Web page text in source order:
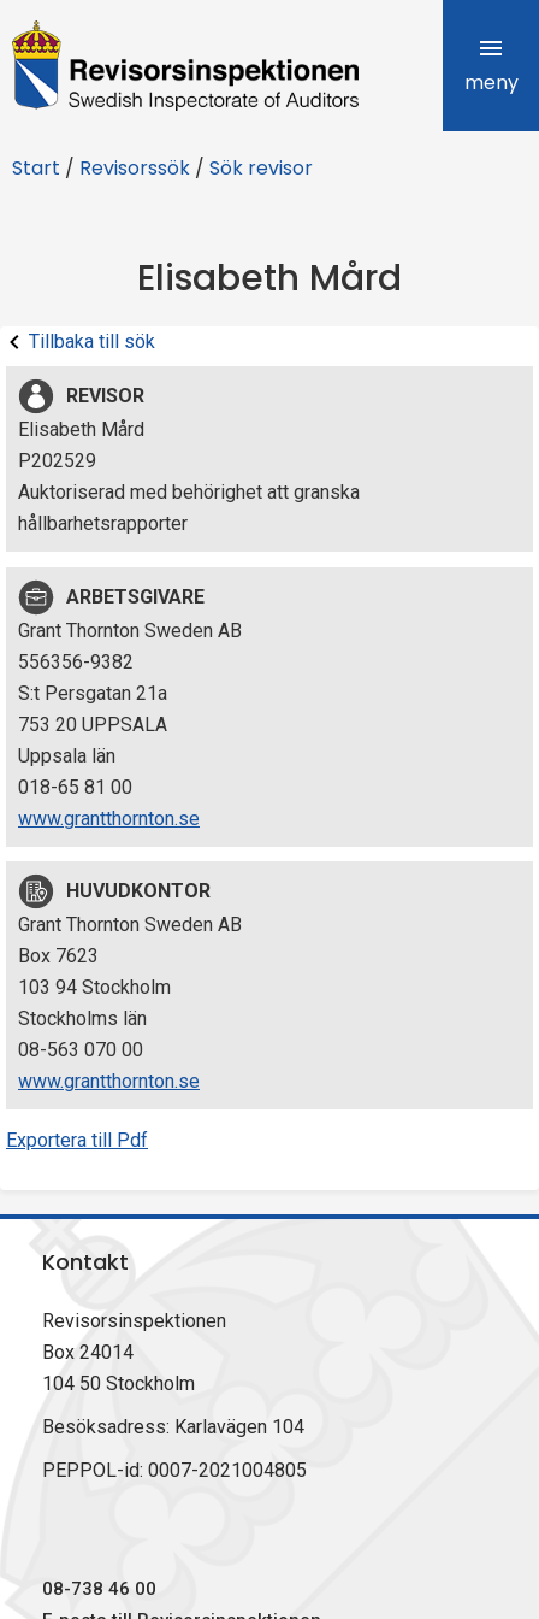
R
e
i
r
s
i
n
s
p
e
k
t
i
o
n
e
n
meny
Start / Revisorssök / Sök revisor
Elisabeth Mård
Tillbaka till sök
REVISOR
Elisabeth Mård
P202529
Auktoriserad med behörighet att granska
hållbarhetsrapporter
ARBETSGIVARE
Grant Thornton Sweden AB
556356-9382
S:t Persgatan 21a
753 20 UPPSALA
Uppsala län
018-65 81 00
www.grantthornton.se
HUVUDKONTOR
Grant Thornton Sweden AB
Box 7623
103 94 Stockholm
Stockholms län
08-563 070 00
www.grantthornton.se
Exportera till Pdf
Kontakt
Revisorsinspektionen
Box 24014
104 50 Stockholm
Besöksadress: Karlavägen 104
PEPPOL-id: 0007-2021004805
08-738 46 00